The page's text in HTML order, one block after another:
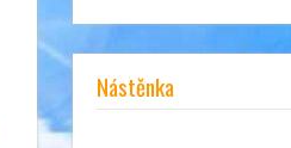
Nástěnka